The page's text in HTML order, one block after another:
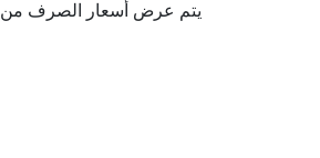
يتم عرض أسعار الصرف من 300 دولار أمريكي ( USD) إلى اليورو ( EUR) وفقا لأحدث أسعار الصرف.